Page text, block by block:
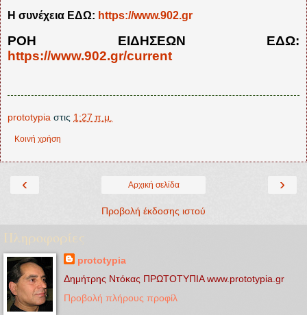
Η συνέχεια ΕΔΩ: https://www.902.gr
ΡΟΗ ΕΙΔΗΣΕΩΝ ΕΔΩ:
https://www.902.gr/current
prototypia στις 1:27 π.μ.
Κοινή χρήση
‹ ›
Αρχική σελίδα
Προβολή έκδοσης ιστού
Πληροφορίες
prototypia
Δημήτρης Ντόκας ΠΡΩΤΟΤΥΠΙΑ www.prototypia.gr
Προβολή πλήρους προφίλ